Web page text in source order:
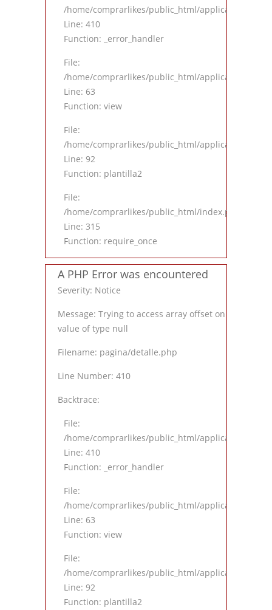
/home/comprarlikes/public_html/application/
Line: 410
Function: _error_handler
File:
/home/comprarlikes/public_html/application/
Line: 63
Function: view
File:
/home/comprarlikes/public_html/application/
Line: 92
Function: plantilla2
File:
/home/comprarlikes/public_html/index.php
Line: 315
Function: require_once
A PHP Error was encountered
Severity: Notice
Message: Trying to access array offset on
value of type null
Filename: pagina/detalle.php
Line Number: 410
Backtrace:
File:
/home/comprarlikes/public_html/application/
Line: 410
Function: _error_handler
File:
/home/comprarlikes/public_html/application/
Line: 63
Function: view
File:
/home/comprarlikes/public_html/application/
Line: 92
Function: plantilla2